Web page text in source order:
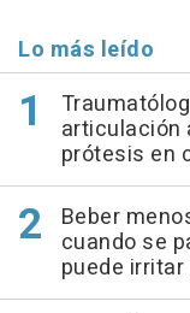
Lo más leído
articulación
prótesis en
Beber
cuando se
puede